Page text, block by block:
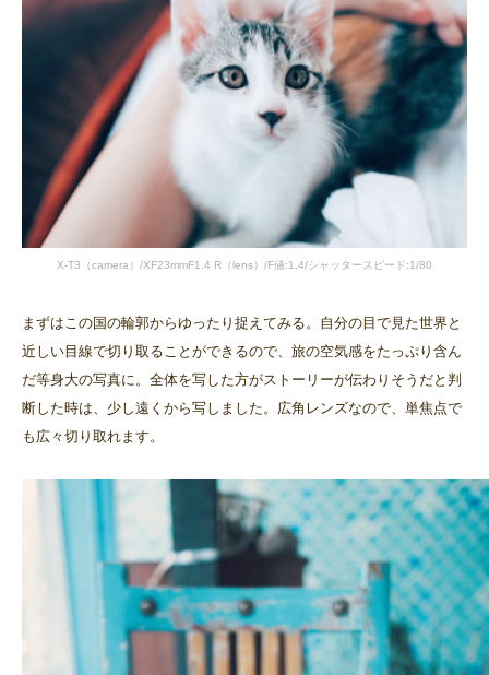
X-T3（camera）/XF23mmF1.4 R（lens）/F値:1.4/シャッタースピード:1/80
まずはこの国の輪郭からゆったり捉えてみる。自分の目で見た世界と
近しい目線で切り取ることができるので、旅の空気感をたっぷり含ん
だ等身大の写真に。全体を写した方がストーリーが伝わりそうだと判
断した時は、少し遠くから写しました。広角レンズなので、単焦点で
も広々切り取れます。